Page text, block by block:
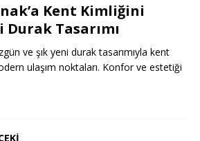
Kent Kimliğini
Durak Tasarımı
ve şık yeni durak tasarımıyla kent
ulaşım noktaları. Konfor ve estetiği